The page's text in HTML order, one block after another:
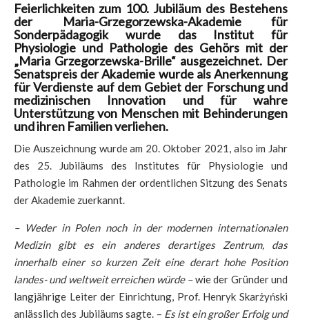
Feierlichkeiten zum 100. Jubiläum des Bestehens
der Maria-Grzegorzewska-Akademie für
Sonderpädagogik wurde das Institut für
Physiologie und Pathologie des Gehörs mit der
„Maria Grzegorzewska-Brille“ ausgezeichnet. Der
Senatspreis der Akademie wurde als Anerkennung
für Verdienste auf dem Gebiet der Forschung und
medizinischen Innovation und für wahre
Unterstützung von Menschen mit Behinderungen
und ihren Familien verliehen.
Die Auszeichnung wurde am 20. Oktober 2021, also im Jahr
des 25. Jubiläums des Institutes für Physiologie und
Pathologie im Rahmen der ordentlichen Sitzung des Senats
der Akademie zuerkannt.
– Weder in Polen noch in der modernen internationalen
Medizin gibt es ein anderes derartiges Zentrum, das
innerhalb einer so kurzen Zeit eine derart hohe Position
landes- und weltweit erreichen würde –wie der Gründer und
langjährige Leiter der Einrichtung, Prof. Henryk Skarżyński
anlässlich des Jubiläums sagte. – Es ist ein großer Erfolg und